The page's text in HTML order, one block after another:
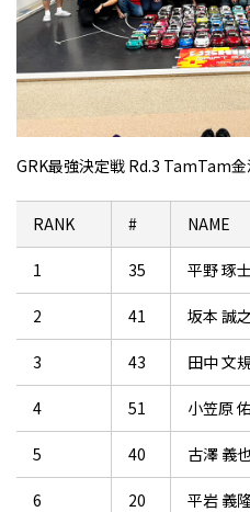
GRK最強決定戦 Rd.3 TamTam
RANK # NAME
1 35 平野 琢士
2 41 坂本 誠之
3 43 田中 文
4 51 小笠原
5 40 古澤 義
6 20 平岩 義